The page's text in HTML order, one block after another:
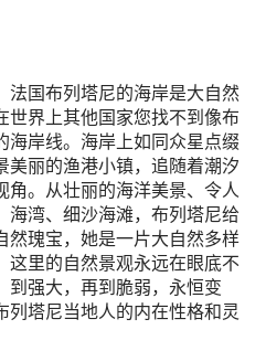
法国布列塔尼的海岸是大自然
世界上其他国家您找不到像布
海岸线。海岸上如同众星点缀
美丽的渔港小镇，追随着潮汐
角。从壮丽的海洋美景、令人
海湾、细沙海滩，布列塔尼给
然瑰宝，她是一片大自然多样
这里的自然景观永远在眼底不
到强大，再到脆弱，永恒变
列塔尼当地人的内在性格和灵